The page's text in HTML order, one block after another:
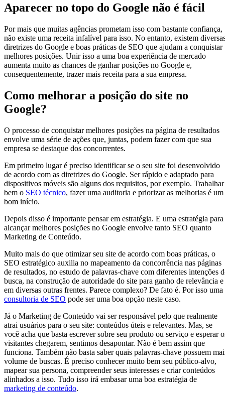
Aparecer no topo do Google não é fácil
Por mais que muitas agências prometam isso com bastante confiança,
não existe uma receita infalível para isso. No entanto, existem
diretrizes do Google e boas práticas de SEO que ajudam a conquistar
melhores posições. Unir isso a uma boa experiência de mercado
aumenta muito as chances de ganhar posições no Google e,
consequentemente, trazer mais receita para a sua empresa.
Como melhorar a posição do site no
Google?
O processo de conquistar melhores posições na página de resultados
envolve uma série de ações que, juntas, podem fazer com que sua
empresa se destaque dos concorrentes.
Em primeiro lugar é preciso identificar se o seu site foi desenvolvido
de acordo com as diretrizes do Google. Ser rápido e adaptado para
dispositivos móveis são alguns dos requisitos, por exemplo. Trabalhar
bem o SEO técnico, fazer uma auditoria e priorizar as melhorias é um
bom início.
Depois disso é importante pensar em estratégia. E uma estratégia para
alcançar melhores posições no Google envolve tanto SEO quanto
Marketing de Conteúdo.
Muito mais do que otimizar seu site de acordo com boas práticas, o
SEO estratégico auxilia no mapeamento da concorrência nas páginas
de resultados, no estudo de palavras-chave com diferentes intenções
busca, na construção de autoridade do site para ganho de relevância e
em diversas outras frentes. Parece complexo? De fato é. Por isso uma
consultoria de SEO pode ser uma boa opção neste caso.
Já o Marketing de Conteúdo vai ser responsável pelo que realmente
atrai usuários para o seu site: conteúdos úteis e relevantes. Mas, se
você acha que basta escrever sobre seu produto ou serviço e esperar
visitantes chegarem, sentimos desapontar. Não é bem assim que
funciona. Também não basta saber quais palavras-chave possuem
volume de buscas. É preciso conhecer muito bem seu público-alvo,
mapear sua persona, compreender seus interesses e criar conteúdos
alinhados a isso. Tudo isso irá embasar uma boa estratégia de
marketing de conteúdo.